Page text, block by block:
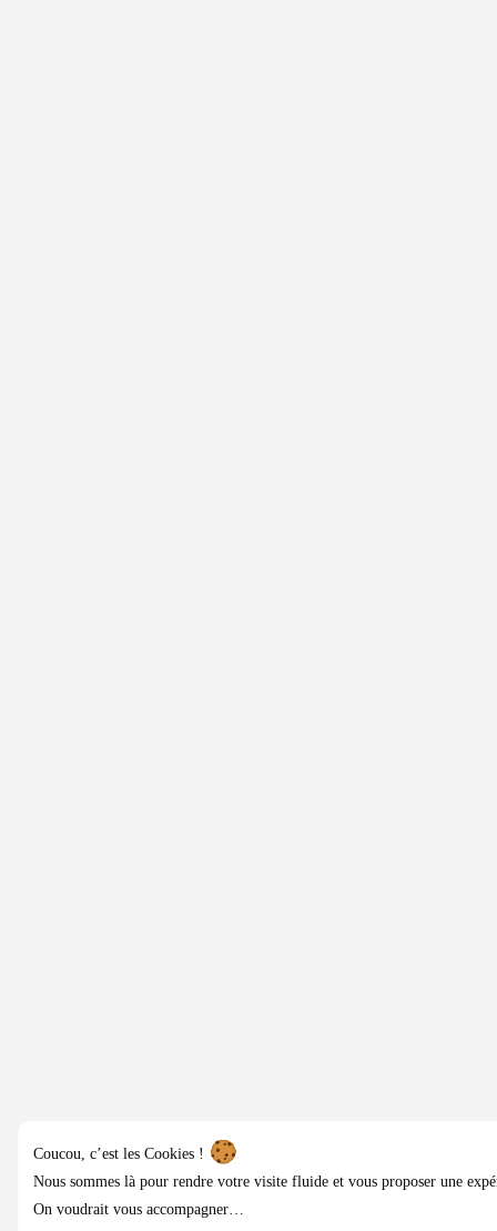
Coucou, c’est les Cookies !
Nous sommes là pour rendre votre visite fluide et vous proposer une
On voudrait vous accompagner…